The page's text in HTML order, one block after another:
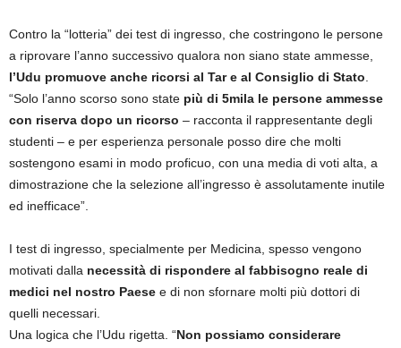
Contro la “lotteria” dei test di ingresso, che costringono le persone
a riprovare l’anno successivo qualora non siano state ammesse,
l’Udu promuove anche ricorsi al Tar e al Consiglio di Stato
“Solo l’anno scorso sono state più di 5mila le persone ammesse
con riserva dopo un ricorso – racconta il rappresentante degli
studenti – e per esperienza personale posso dire che molti
sostengono esami in modo proficuo, con una media di voti alta, a
dimostrazione che la selezione all’ingresso è assolutamente inutile
ed inefficace”.
I test di ingresso, specialmente per Medicina, spesso vengono
motivati dalla necessità di rispondere al fabbisogno reale di
medici nel nostro Paese e di non sfornare molti più dottori di
quelli necessari.
Una logica che l’Udu rigetta. “Non possiamo considerare